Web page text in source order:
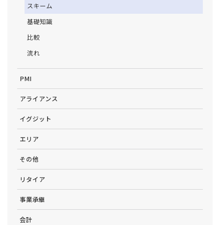
スキーム
基礎知識
比較
流れ
PMI
アライアンス
イグジット
エリア
その他
リタイア
事業承継
会計